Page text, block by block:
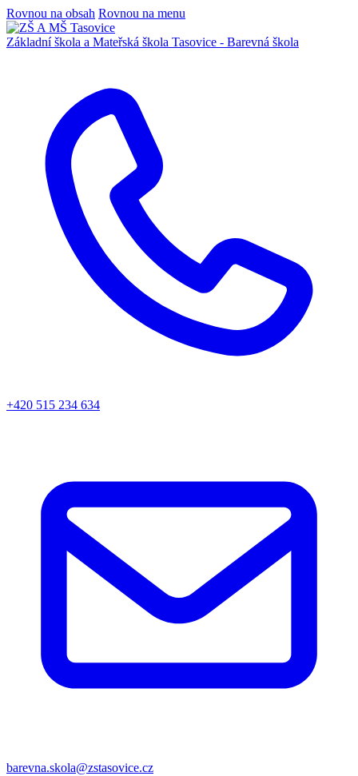
Rovnou na obsah Rovnou na menu
Základní škola a Mateřská škola Tasovice - Barevná škola
+420 515 234 634
barevna.skola@zstasovice.cz